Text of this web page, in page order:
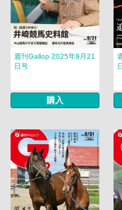
週刊Gallop 2025年9月21
日号
購入